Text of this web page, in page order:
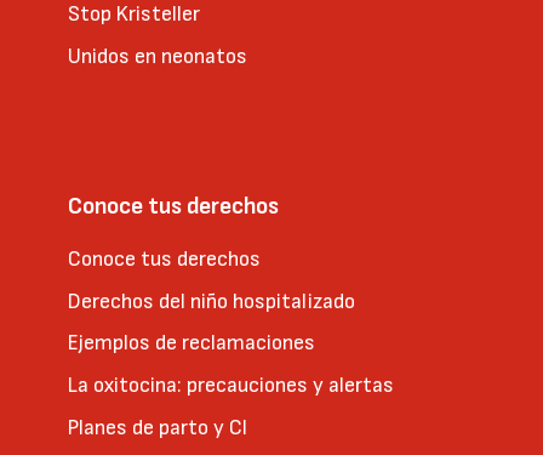
Stop Kristeller
Unidos en neonatos
Conoce tus derechos
Conoce tus derechos
Derechos del niño hospitalizado
Ejemplos de reclamaciones
La oxitocina: precauciones y alertas
Planes de parto y CI